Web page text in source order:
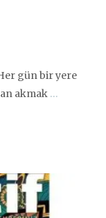
gün bir yere
akmak …